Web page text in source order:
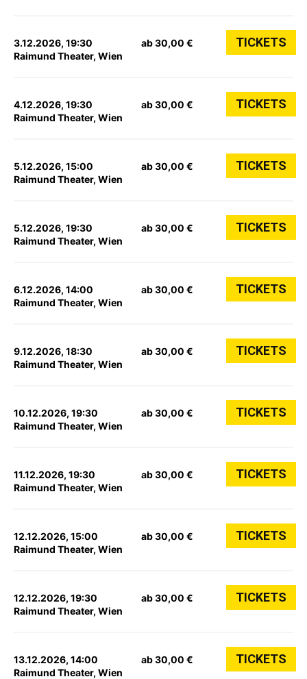
3.12.2026, 19:30
Raimund Theater, Wien
ab 30,00 € TICKETS
4.12.2026, 19:30
Raimund Theater, Wien
ab 30,00 € TICKETS
5.12.2026, 15:00
Raimund Theater, Wien
ab 30,00 € TICKETS
5.12.2026, 19:30
Raimund Theater, Wien
ab 30,00 € TICKETS
6.12.2026, 14:00
Raimund Theater, Wien
ab 30,00 € TICKETS
9.12.2026, 18:30
Raimund Theater, Wien
ab 30,00 € TICKETS
10.12.2026, 19:30
Raimund Theater, Wien
ab 30,00 € TICKETS
11.12.2026, 19:30
Raimund Theater, Wien
ab 30,00 € TICKETS
12.12.2026, 15:00
Raimund Theater, Wien
ab 30,00 € TICKETS
12.12.2026, 19:30
Raimund Theater, Wien
ab 30,00 € TICKETS
13.12.2026, 14:00
Raimund Theater, Wien
ab 30,00 € TICKETS